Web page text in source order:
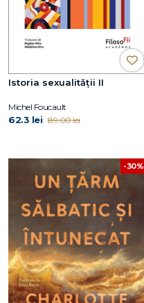
Istoria sexualității II
Michel Foucault
62.3 lei 89.00 lei
-30%